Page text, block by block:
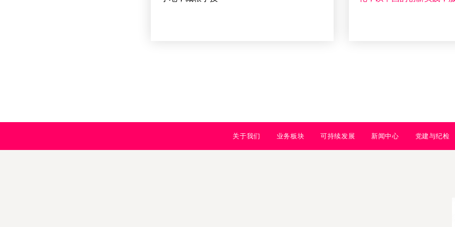
关于我们 业务板块 可持续发展 新闻中心 党建与纪检